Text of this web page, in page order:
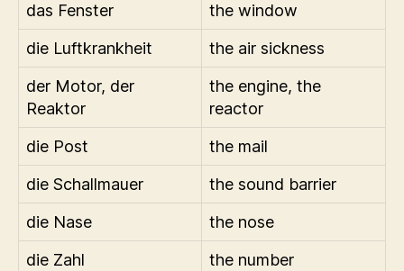
das Fenster
the window
die Luftkrankheit
the air sickness
der Motor, der
Reaktor
the engine, the
reactor
die Post
the mail
die Schallmauer
the sound barrier
die Nase
the nose
die Zahl
the number